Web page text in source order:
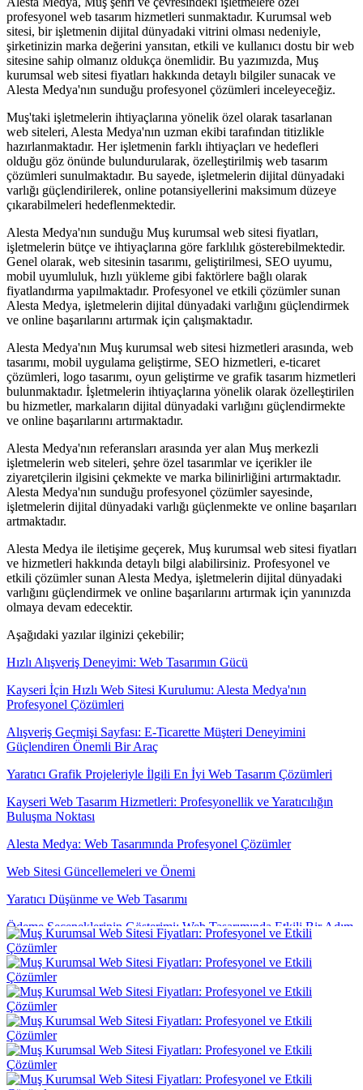
profesyonel web tasarım hizmetleri sunmaktadır. Kurumsal web
sitesi, bir işletmenin dijital dünyadaki vitrini olması nedeniyle,
şirketinizin marka değerini yansıtan, etkili ve kullanıcı dostu bir web
sitesine sahip olmanız oldukça önemlidir. Bu yazımızda, Muş
kurumsal web sitesi fiyatları hakkında detaylı bilgiler sunacak ve
Alesta Medya'nın sunduğu profesyonel çözümleri inceleyeceğiz.
Muş'taki işletmelerin ihtiyaçlarına yönelik özel olarak tasarlanan
web siteleri, Alesta Medya'nın uzman ekibi tarafından titizlikle
hazırlanmaktadır. Her işletmenin farklı ihtiyaçları ve hedefleri
olduğu göz önünde bulundurularak, özelleştirilmiş web tasarım
çözümleri sunulmaktadır. Bu sayede, işletmelerin dijital dünyadaki
varlığı güçlendirilerek, online potansiyellerini maksimum düzeye
çıkarabilmeleri hedeflenmektedir.
Alesta Medya'nın sunduğu Muş kurumsal web sitesi fiyatları,
işletmelerin bütçe ve ihtiyaçlarına göre farklılık gösterebilmektedir.
Genel olarak, web sitesinin tasarımı, geliştirilmesi, SEO uyumu,
mobil uyumluluk, hızlı yükleme gibi faktörlere bağlı olarak
fiyatlandırma yapılmaktadır. Profesyonel ve etkili çözümler sunan
Alesta Medya, işletmelerin dijital dünyadaki varlığını güçlendirmek
ve online başarılarını artırmak için çalışmaktadır.
Alesta Medya'nın Muş kurumsal web sitesi hizmetleri arasında, web
tasarımı, mobil uygulama geliştirme, SEO hizmetleri, e-ticaret
çözümleri, logo tasarımı, oyun geliştirme ve grafik tasarım hizmetleri
bulunmaktadır. İşletmelerin ihtiyaçlarına yönelik olarak özelleştirilen
bu hizmetler, markaların dijital dünyadaki varlığını güçlendirmekte
ve online başarılarını artırmaktadır.
Alesta Medya'nın referansları arasında yer alan Muş merkezli
işletmelerin web siteleri, şehre özel tasarımlar ve içerikler ile
ziyaretçilerin ilgisini çekmekte ve marka bilinirliğini artırmaktadır.
Alesta Medya'nın sunduğu profesyonel çözümler sayesinde,
işletmelerin dijital dünyadaki varlığı güçlenmekte ve online başarıları
artmaktadır.
Alesta Medya ile iletişime geçerek, Muş kurumsal web sitesi fiyatları
ve hizmetleri hakkında detaylı bilgi alabilirsiniz. Profesyonel ve
etkili çözümler sunan Alesta Medya, işletmelerin dijital dünyadaki
varlığını güçlendirmek ve online başarılarını artırmak için yanınızda
olmaya devam edecektir.
Aşağıdaki yazılar ilginizi çekebilir;
Hızlı Alışveriş Deneyimi: Web Tasarımın Gücü
Kayseri İçin Hızlı Web Sitesi Kurulumu: Alesta Medya'nın
Profesyonel Çözümleri
Alışveriş Geçmişi Sayfası: E-Ticarette Müşteri Deneyimini
Güçlendiren Önemli Bir Araç
Yaratıcı Grafik Projeleriyle İlgili En İyi Web Tasarım Çözümleri
Kayseri Web Tasarım Hizmetleri: Profesyonellik ve Yaratıcılığın
Buluşma Noktası
Alesta Medya: Web Tasarımında Profesyonel Çözümler
Web Sitesi Güncellemeleri ve Önemi
Yaratıcı Düşünme ve Web Tasarımı
Ödeme Seçeneklerinin Gösterimi: Web Tasarımında Etkili Bir Adım
Parallax Web Tasarım: Dijital Dünyada Derinlik ve Hareketin
Buluşması
Yaratıcı Web Tasarımın Önemi ve Etkileri
Mobil Uygulama Geliştirme Şirketleri: Profesyonel Çözümler
Alışveriş Sepeti Özet Görünümü: E-Ticarette Müşteri Deneyimini
Artırmanın Yolu